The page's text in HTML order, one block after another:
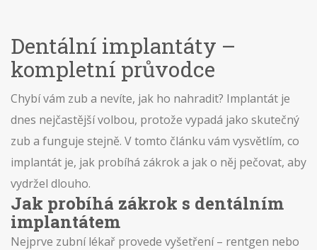
Dentální implantáty –
kompletní průvodce
Chybí vám zub a nevíte, jak ho nahradit? Implantát je
dnes nejčastější volbou, protože vypadá jako skutečný
zub a funguje stejně. V tomto článku vám vysvětlím, co
implantát je, jak probíhá zákrok a jak o něj pečovat, aby
vydržel dlouho.
Jak probíhá zákrok s dentálním
implantátem
Nejprve zubní lékař provede vyšetření – rentgen nebo